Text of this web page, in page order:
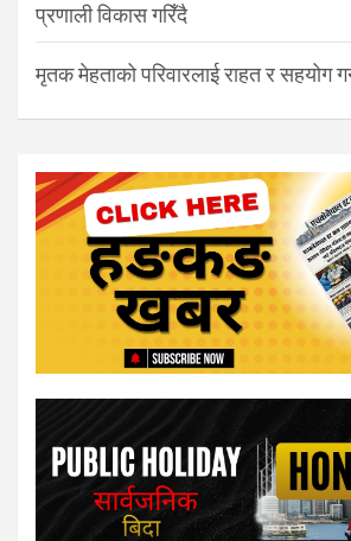
प्रणाली विकास गरिँदै
मृतक मेहताको परिवारलाई राहत र सहयोग